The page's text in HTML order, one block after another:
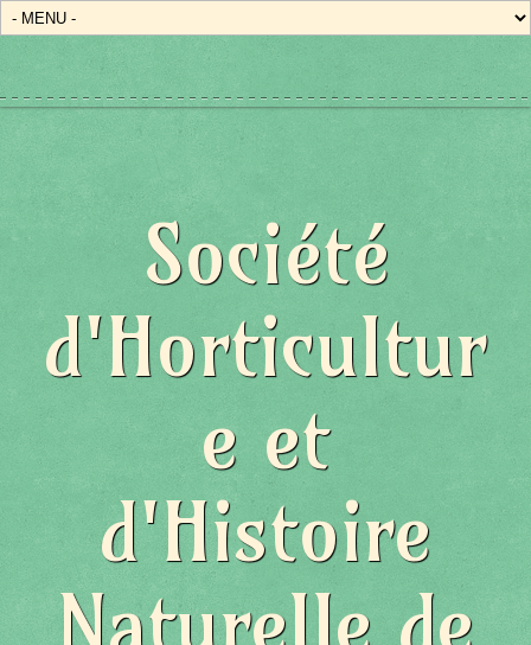
Société
d'Horticultur
e et
d'Histoire
Naturelle de